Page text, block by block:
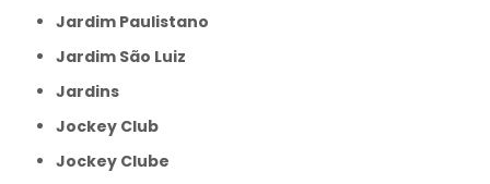
Jardim Paulistano
Jardim São Luiz
Jardins
Jockey Club
Jockey Clube